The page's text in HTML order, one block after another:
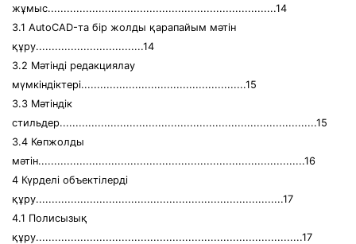
жұмыс........................................................................14
3.1 AutoCAD-та бір жолды қарапайым мәтін
құру..................................14
3.2 Мәтінді редакциялау
мүмкіндіктері....................................................15
3.3 Мәтіндік
стильдер.................................................................................15
3.4 Көпжолды
мәтін....................................................................................16
4 Күрделі объектілерді
құру..............................................................................17
4.1 Полисызық
құру....................................................................................17